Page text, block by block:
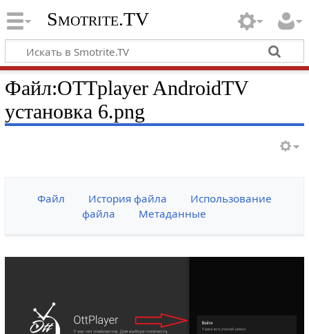
Smotrite.TV
Файл:OTTplayer AndroidTV
установка 6.png
Файл История файла
Использование
файла
Метаданные